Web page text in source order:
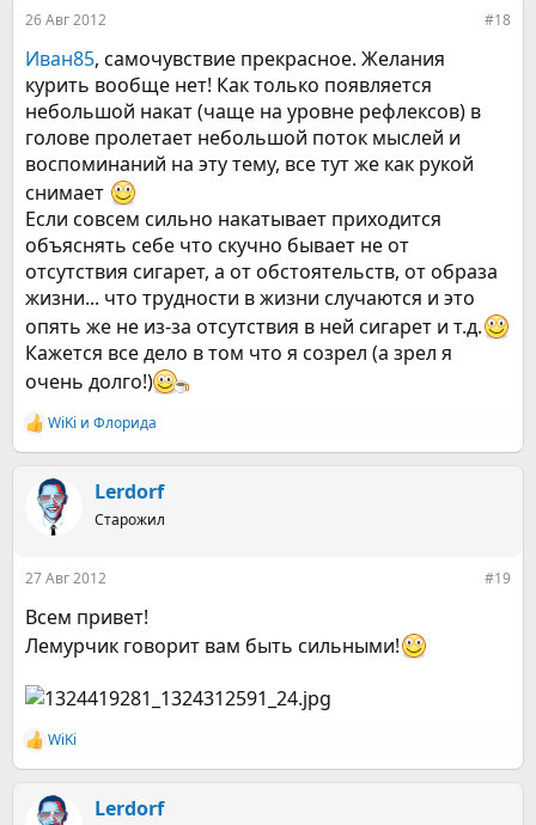
26 Авг 2012 #18
Иван85, самочувствие прекрасное. Желания
курить вообще нет! Как только появляется
небольшой накат (чаще на уровне рефлексов) в
голове пролетает небольшой поток мыслей и
воспоминаний на эту тему, все тут же как рукой
снимает
Если совсем сильно накатывает приходится
объяснять себе что скучно бывает не от
отсутствия сигарет, а от обстоятельств, от образа
жизни... что трудности в жизни случаются и это
опять же не из-за отсутствия в ней сигарет и т.д.
Кажется все дело в том что я созрел (а зрел я
очень долго!)
Р
е
WiKi и Флорида
Lerdorf
Старожил
27 Авг 2012 #19
Всем привет!
Лемурчик говорит вам быть сильными!
Р
е
WiKi
Lerdorf